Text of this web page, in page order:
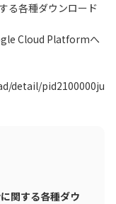
る各種ダウンロード
Cloud Platformへ
detail/pid2100000ju
関する各種ダウ